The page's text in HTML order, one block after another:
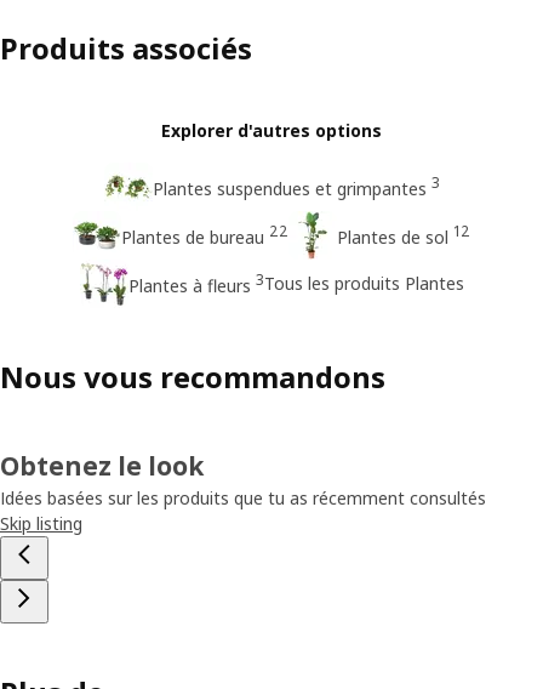
Produits associés
Explorer d'autres options
Plantes suspendues et grimpantes 3
Plantes de bureau 22 Plantes de sol 12
Plantes à fleurs 3Tous les produits Plantes
Nous vous recommandons
Obtenez le look
Idées basées sur les produits que tu as récemment consultés
Skip listing